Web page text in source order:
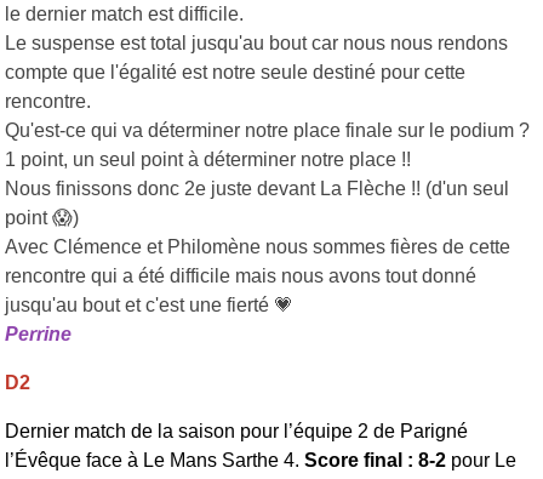
le dernier match est difficile.
Le suspense est total jusqu'au bout car nous nous rendons
compte que l'égalité est notre seule destiné pour cette
rencontre.
Qu'est-ce qui va déterminer notre place finale sur le podium ?
1 point, un seul point à déterminer notre place !!
Nous finissons donc 2e juste devant La Flèche !! (d'un seul
point 😱)
Avec Clémence et Philomène nous sommes fières de cette
rencontre qui a été difficile mais nous avons tout donné
jusqu'au bout et c'est une fierté 💗
Perrine
D2
Dernier match de la saison pour l’équipe 2 de Parigné
l’Évêque face à Le Mans Sarthe 4. Score final : 8-2 pour Le